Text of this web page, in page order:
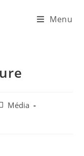
Menu
Média